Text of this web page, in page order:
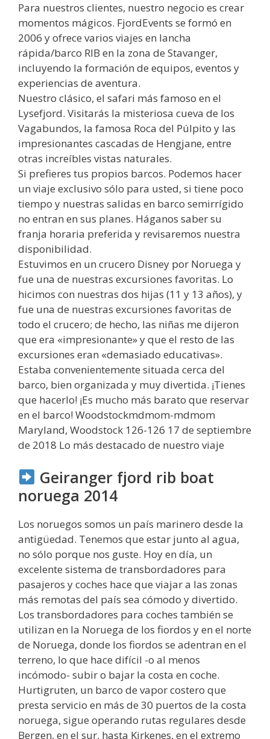
Para nuestros clientes, nuestro negocio es crear
momentos mágicos. FjordEvents se formó en
2006 y ofrece varios viajes en lancha
rápida/barco RIB en la zona de Stavanger,
incluyendo la formación de equipos, eventos y
experiencias de aventura.
Nuestro clásico, el safari más famoso en el
Lysefjord. Visitarás la misteriosa cueva de los
Vagabundos, la famosa Roca del Púlpito y las
impresionantes cascadas de Hengjane, entre
otras increíbles vistas naturales.
Si prefieres tus propios barcos. Podemos hacer
un viaje exclusivo sólo para usted, si tiene poco
tiempo y nuestras salidas en barco semirrígido
no entran en sus planes. Háganos saber su
franja horaria preferida y revisaremos nuestra
disponibilidad.
Estuvimos en un crucero Disney por Noruega y
fue una de nuestras excursiones favoritas. Lo
hicimos con nuestras dos hijas (11 y 13 años), y
fue una de nuestras excursiones favoritas de
todo el crucero; de hecho, las niñas me dijeron
que era «impresionante» y que el resto de las
excursiones eran «demasiado educativas».
Estaba convenientemente situada cerca del
barco, bien organizada y muy divertida. ¡Tienes
que hacerlo! ¡Es mucho más barato que reservar
en el barco! Woodstockmdmom-mdmom
Maryland, Woodstock 126-126 17 de septiembre
de 2018 Lo más destacado de nuestro viaje
Geiranger fjord rib boat
noruega 2014
Los noruegos somos un país marinero desde la
antigüedad. Tenemos que estar junto al agua,
no sólo porque nos guste. Hoy en día, un
excelente sistema de transbordadores para
pasajeros y coches hace que viajar a las zonas
más remotas del país sea cómodo y divertido.
Los transbordadores para coches también se
utilizan en la Noruega de los fiordos y en el norte
de Noruega, donde los fiordos se adentran en el
terreno, lo que hace difícil -o al menos
incómodo- subir o bajar la costa en coche.
Hurtigruten, un barco de vapor costero que
presta servicio en más de 30 puertos de la costa
noruega, sigue operando rutas regulares desde
Bergen, en el sur, hasta Kirkenes, en el extremo